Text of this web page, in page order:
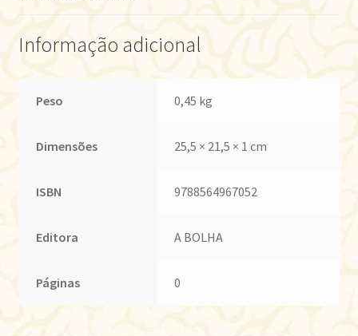
Informação adicional
Peso 0,45 kg
Dimensões 25,5 × 21,5 × 1 cm
ISBN 9788564967052
Editora A BOLHA
Páginas 0